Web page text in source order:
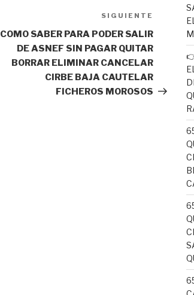
entrada
SIGUIENTE
COMO SABER PARA PODER SALIR
DE ASNEF SIN PAGAR QUITAR
BORRAR ELIMINAR CANCELAR
CIRBE BAJA CAUTELAR
FICHEROS MOROSOS